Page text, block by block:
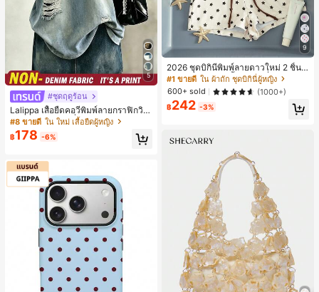
5
#ชุดฤดูร้อน
Lalippa เสื้อยืดคอวีพิมพ์ลายกราฟิกวินเ
ทจแบบขาด, แฟชั่นสตรีทสำหรับผู้หญิง
#8 ขายดี ใน ใหม่ เสื้อยืดผู้หญิง
฿178 -6%
9
2026 ชุดบิกินี่พิมพ์ลายดาวใหม่ 2 ชิ้น,
สีขาวขอบสีเข้ม, เสื้อสามเหลี่ยมและกา
งเกงขาสั้นมีเชือกผูก, ชุดว่ายน้ำฤดูร้อน
สำหรับผู้หญิงสำหรับวันหยุดพักผ่อนที่ช
ายหาด
#1 ขายดี ใน ผ้าถัก ชุดบิกินี่ผู้หญิง
600+ sold
(1000+)
฿242 -3%